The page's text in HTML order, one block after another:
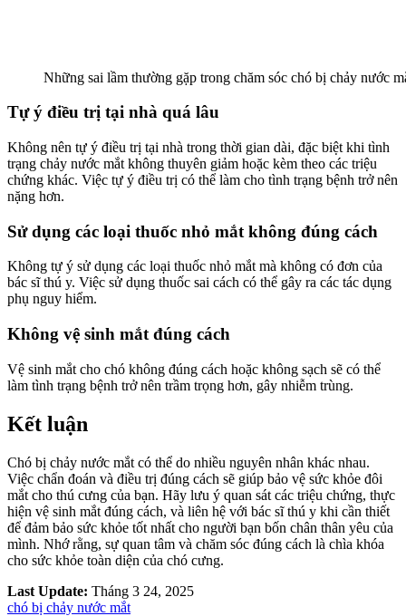
Những sai lầm thường gặp trong chăm sóc chó bị chảy nước
Tự ý điều trị tại nhà quá lâu
Không nên tự ý điều trị tại nhà trong thời gian dài, đặc biệt khi tình
trạng chảy nước mắt không thuyên giảm hoặc kèm theo các triệu
chứng khác. Việc tự ý điều trị có thể làm cho tình trạng bệnh trở nên
nặng hơn.
Sử dụng các loại thuốc nhỏ mắt không đúng cách
Không tự ý sử dụng các loại thuốc nhỏ mắt mà không có đơn của
bác sĩ thú y. Việc sử dụng thuốc sai cách có thể gây ra các tác dụng
phụ nguy hiểm.
Không vệ sinh mắt đúng cách
Vệ sinh mắt cho chó không đúng cách hoặc không sạch sẽ có thể
làm tình trạng bệnh trở nên trầm trọng hơn, gây nhiễm trùng.
Kết luận
Chó bị chảy nước mắt có thể do nhiều nguyên nhân khác nhau.
Việc chẩn đoán và điều trị đúng cách sẽ giúp bảo vệ sức khỏe đôi
mắt cho thú cưng của bạn. Hãy lưu ý quan sát các triệu chứng, thực
hiện vệ sinh mắt đúng cách, và liên hệ với bác sĩ thú y khi cần thiết
để đảm bảo sức khỏe tốt nhất cho người bạn bốn chân thân yêu của
mình. Nhớ rằng, sự quan tâm và chăm sóc đúng cách là chìa khóa
cho sức khỏe toàn diện của chó cưng.
Last Update: Tháng 3 24, 2025
chó bị chảy nước mắt